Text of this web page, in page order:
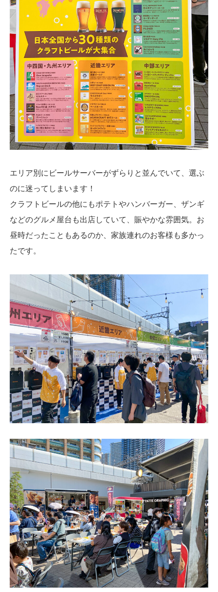
エリア別にビールサーバーがずらりと並んでいて、選ぶ
のに迷ってしまいます！
クラフトビールの他にもポテトやハンバーガー、ザンギ
などのグルメ屋台も出店していて、賑やかな雰囲気。お
昼時だったこともあるのか、家族連れのお客様も多かっ
たです。